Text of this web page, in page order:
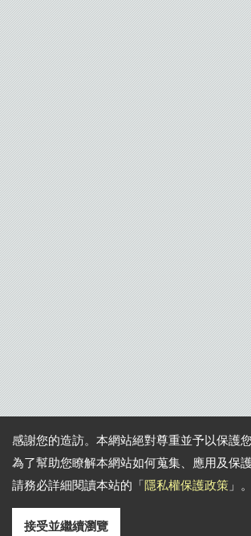
感謝您的造訪。本網站絕對尊重並予以保護
為了幫助您瞭解本網站如何蒐集、應用及保
請務必詳細閱讀本站的「隱私權保護政策 」
接受並繼續瀏覽